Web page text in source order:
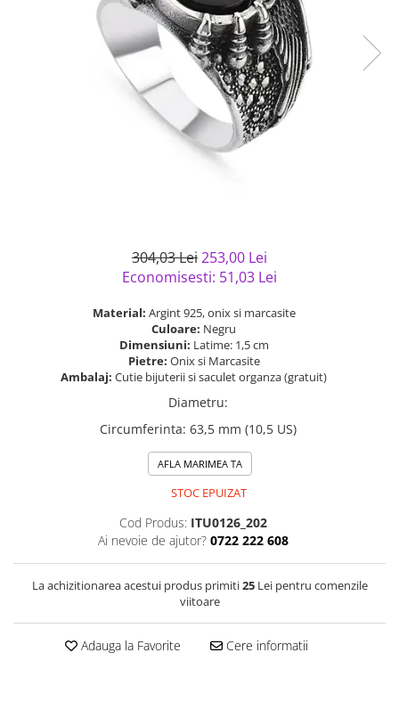
semipretioase
Bijuterii argint placat cu aur
Bijuterii argint cu diverse
Bijuterii argint cu murano
Bijuterii de Lux
Bijuterii gotice si rock
Bijuterii Handmade
304,03 Lei253,00 Lei
Economisesti: 51,03 Lei
Material: Argint 925, onix si marcasite
Culoare: Negru
Dimensiuni: Latime: 1,5 cm
Pietre: Onix si Marcasite
Ambalaj: Cutie bijuterii si saculet organza (gratuit)
Diametru:
Circumferinta: 63,5 mm (10,5 US)
AFLA MARIMEA TA
STOC EPUIZAT
Cod Produs: ITU0126_202
Ai nevoie de ajutor? 0722 222 608
La achizitionarea acestui produs primiti25Lei pentru comenzile
viitoare
Adauga la Favorite Cere informatii